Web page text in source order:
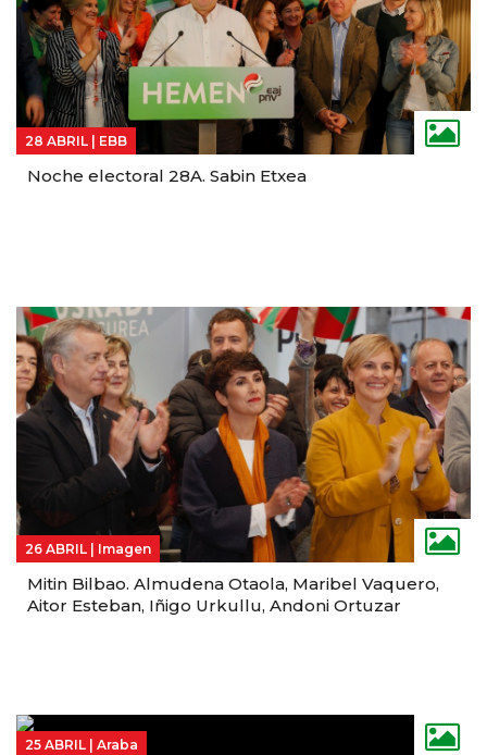
28 ABRIL | EBB
Noche electoral 28A. Sabin Etxea
26 ABRIL | Imagen
Mitin Bilbao. Almudena Otaola, Maribel Vaquero,
Aitor Esteban, Iñigo Urkullu, Andoni Ortuzar
25 ABRIL | Araba